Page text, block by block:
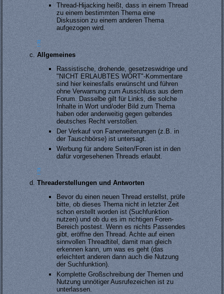
Thread-Hijacking heißt, dass in einem Thread
zu einem bestimmten Thema eine
Diskussion zu einem anderen Thema
aufgezogen wird.
#
Allgemeines
Rassistische, drohende, gesetzeswidrige und
"NICHT ERLAUBTES WORT"-Kommentare
sind hier keinesfalls erwünscht und führen
ohne Verwarnung zum Ausschluss aus dem
Forum. Dasselbe gilt für Links, die solche
Inhalte in Wort und/oder Bild zum Thema
haben oder anderweitig gegen geltendes
deutsches Recht verstoßen.
Der Verkauf von Fanerweiterungen (z.B. in
der Tauschbörse) ist untersagt.
Werbung für andere Seiten/Foren ist in den
dafür vorgesehenen Threads erlaubt.
#
Threaderstellungen und Antworten
Bevor du einen neuen Thread erstellst, prüfe
bitte, ob dieses Thema nicht in letzter Zeit
schon erstellt worden ist (Suchfunktion
nutzen) und ob du es im richtigen Foren-
Bereich postest. Wenn es nichts Passendes
gibt, eröffne den Thread. Achte auf einen
sinnvollen Threadtitel, damit man gleich
erkennen kann, um was es geht (das
erleichtert anderen dann auch die Nutzung
der Suchfunktion).
Komplette Großschreibung der Themen und
Nutzung unnötiger Ausrufezeichen ist zu
unterlassen.